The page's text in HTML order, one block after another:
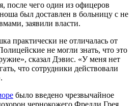
после чего один из офицеров
был доставлен в больницу с не
заявили власти.
практически не отличалась от
не могли знать, что это
сказал Дэвис. «У меня нет
что сотрудники действовали
было введено чрезвычайное